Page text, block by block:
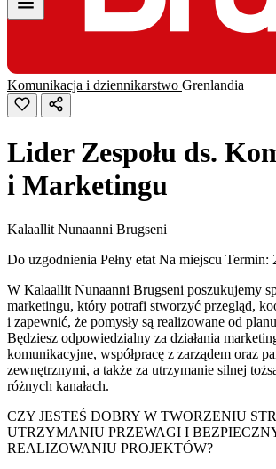
Komunikacja i dziennikarstwo Grenlandia
Lider Zespołu ds.
i Marketingu
Kalaallit Nunaanni Brugseni
Do uzgodnienia Pełny etat Na miejscu Termin:
W Kalaallit Nunaanni Brugseni poszukujemy
marketingu, który potrafi stworzyć przegląd,
i zapewnić, że pomysły są realizowane od
Będziesz odpowiedzialny za działania
komunikacyjne, współpracę z zarządem oraz
zewnętrznymi, a także za utrzymanie silnej
różnych kanałach.
CZY JESTEŚ DOBRY W TWORZENIU
UTRZYMANIU PRZEWAGI I
REALIZOWANIU PROJEKTÓW?